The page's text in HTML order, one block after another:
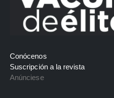
Conócenos
Suscripción a la revista
Anúnciese